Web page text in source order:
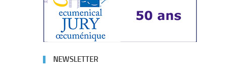
NEWSLETTER